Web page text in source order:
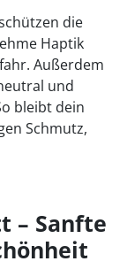
die
Haptik
Außerdem
und
bleibt dein
Schmutz,
– Sanfte